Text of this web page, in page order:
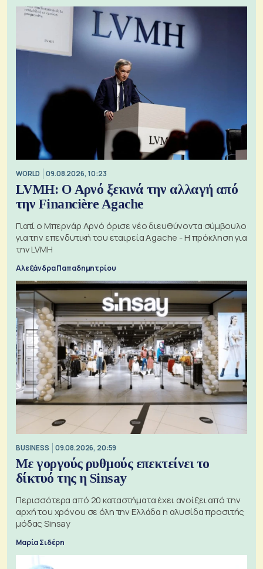
WORLD 09.08.2026, 10:23
LVMH: Ο Αρνό ξεκινά την αλλαγή από
την Financière Agache
Γιατί ο Μπερνάρ Αρνό όρισε νέο διευθύνοντα σύμβουλο
για την επενδυτική του εταιρεία Agache - Η πρόκληση για
την LVMH
Αλεξάνδρα Παπαδημητρίου
BUSINESS 09.08.2026, 20:59
Με γοργούς ρυθμούς επεκτείνει το
δίκτυό της η Sinsay
Περισσότερα από 20 καταστήματα έχει ανοίξει από την
αρχή του χρόνου σε όλη την Ελλάδα η αλυσίδα προσιτής
μόδας Sinsay
Μαρία Σιδέρη